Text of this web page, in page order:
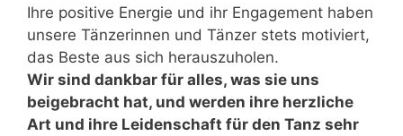
Ihre positive Energie und ihr Engagement haben
unsere Tänzerinnen und Tänzer stets motiviert,
das Beste aus sich herauszuholen.
Wir sind dankbar für alles, was sie uns
beigebracht hat, und werden ihre herzliche
Art und ihre Leidenschaft für den Tanz sehr